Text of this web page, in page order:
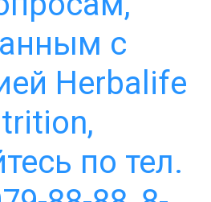
с
Herbalife
по тел.